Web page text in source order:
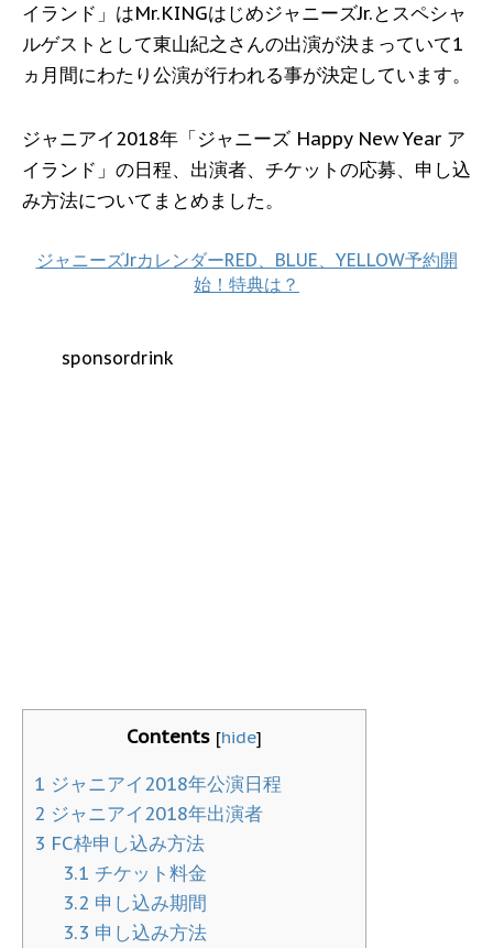
イランド」はMr.KINGはじめジャニーズJr.とスペシャ
ルゲストとして東山紀之さんの出演が決まっていて1
ヵ月間にわたり公演が行われる事が決定しています。
ジャニアイ2018年「ジャニーズ Happy New Year ア
イランド」の日程、出演者、チケットの応募、申し込
み方法についてまとめました。
ジャニーズJrカレンダーRED、BLUE、YELLOW予約開
始！特典は？
sponsordrink
Contents [hide]
1 ジャニアイ2018年公演日程
2 ジャニアイ2018年出演者
3 FC枠申し込み方法
3.1 チケット料金
3.2 申し込み期間
3.3 申し込み方法